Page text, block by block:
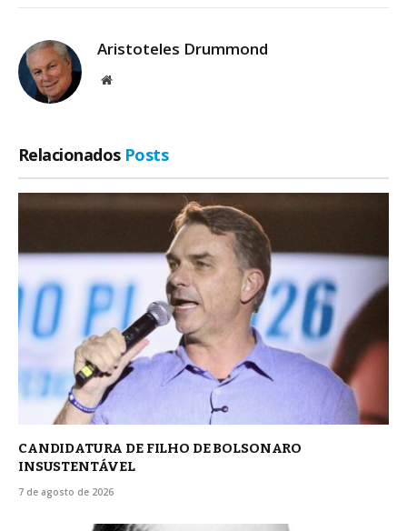
Aristoteles Drummond
Site
Relacionados Posts
CANDIDATURA DE FILHO DE BOLSONARO
INSUSTENTÁVEL
7 de agosto de 2026